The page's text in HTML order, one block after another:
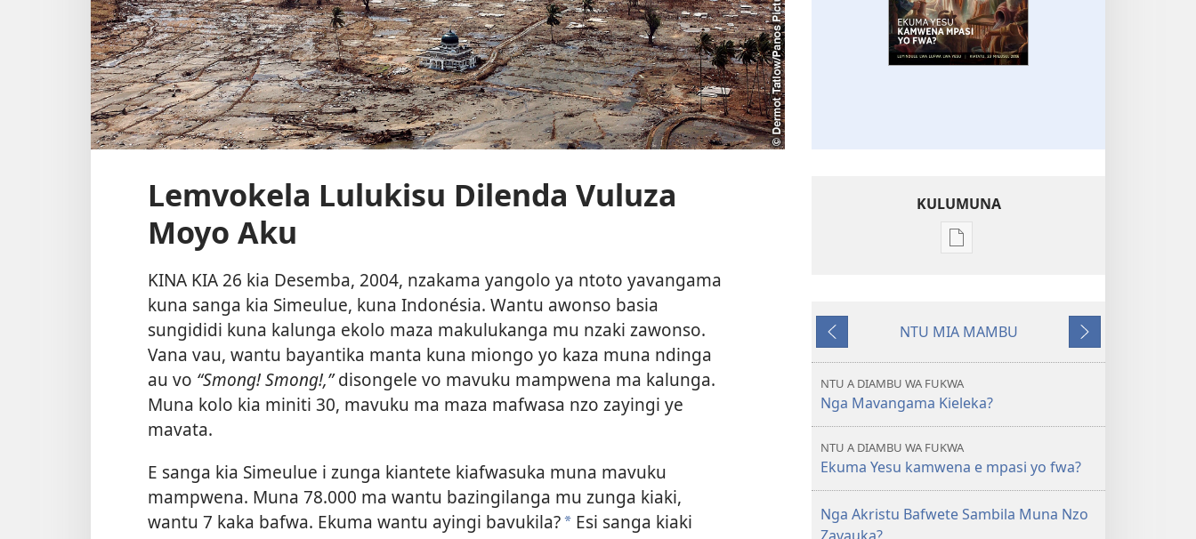
Lemvokela Lulukisu Dilenda Vuluza
Moyo Aku
KINA KIA 26 kia Desemba, 2004, nzakama yangolo ya ntoto yavangama
kuna sanga kia Simeulue, kuna Indonésia. Wantu awonso basia
sungididi kuna kalunga ekolo maza makulukanga mu nzaki zawonso.
Vana vau, wantu bayantika manta kuna miongo yo kaza muna ndinga
au vo “Smong! Smong!,”disongele vo mavuku mampwena ma kalunga.
Muna kolo kia miniti 30, mavuku ma maza mafwasa nzo zayingi ye
mavata.
E sanga kia Simeulue i zunga kiantete kiafwasuka muna mavuku
mampwena. Muna 78.000 ma wantu bazingilanga mu zunga kiaki,
wantu 7 kaka bafwa. Ekuma wantu ayingi bavukila?* Esi sanga kiaki
KULUMUNA
Kulumuna
EYINGIDILU
NKANGU
Ekuma
Kamwena
Mpasi
Fwa?
Kunima
NTU MIA MAMBU
Kuntwala
NTU A DIAMBU WA FUKWA
Nga Mavangama Kieleka?
NTU A DIAMBU WA FUKWA
Ekuma Yesu kamwena e mpasi yo fwa?
Nga Akristu Bafwete Sambila Muna Nzo